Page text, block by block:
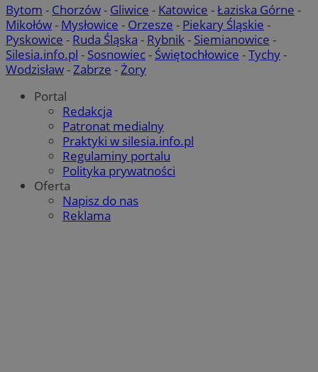
Bytom - Chorzów- Gliwice - Katowice -Łaziska Górne -
Mikołów- Mysłowice - Orzesze - Piekary Śląskie -
Pyskowice - Ruda Śląska - Rybnik- Siemianowice -
Silesia.info.pl - Sosnowiec- Świętochłowice -Tychy-
Wodzisław-Zabrze -Żory
Portal
Redakcja
Patronat medialny
Praktyki w silesia.info.pl
Regulaminy portalu
Polityka prywatności
Oferta
Napisz do nas
Reklama